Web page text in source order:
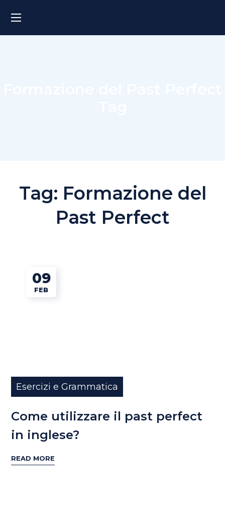
Tag: Formazione del
Past Perfect
09
FEB
Esercizi e Grammatica
Come utilizzare il past perfect
in inglese?
READ MORE